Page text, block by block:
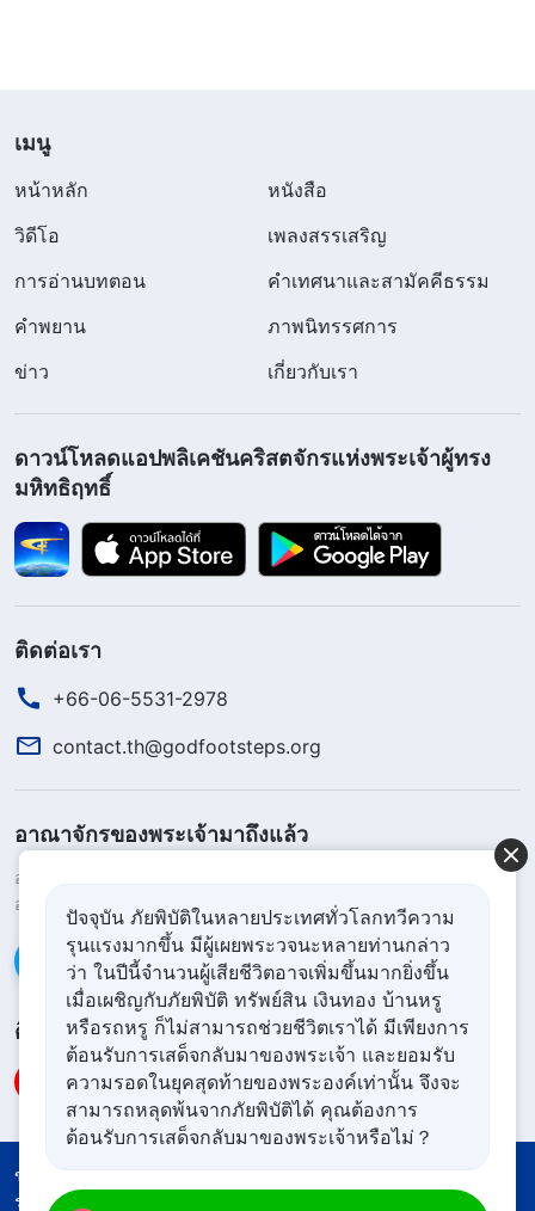
เมนู
หน้าหลัก
หนังสือ
วิดีโอ
เพลงสรรเสริญ
การอ่านบทตอน
คำเทศนาและสามัคคีธรรม
คำพยาน
ภาพนิทรรศการ
ข่าว
เกี่ยวกับเรา
ดาวน์โหลดแอปพลิเคชันคริสตจักรแห่งพระเจ้าผู้ทรง
มหิทธิฤทธิ์
ติดต่อเรา
+66-06-5531-2978
contact.th@godfootsteps.org
อาณาจักรของพระเจ้ามาถึงแล้ว
อาณาจักรของพระเจ้าสถิตบนแผ่นดินโลกแล้ว! คุณอยากเข้าสู่
อาณาจักรของพระเจ้าหรือไม่?
ติดต่อเราผ่าน Messenger
ติดตามเรา
ข้อตกลงการใช้งาน
รายชื่อผู้เกี่ยวข้อง
ปัจจุบัน ภัยพิบัติในหลายประเทศทั่วโลกทวีความ
รุนแรงมากขึ้น มีผู้เผยพระวจนะหลายท่านกล่าว
ว่า ในปีนี้จำนวนผู้เสียชีวิตอาจเพิ่มขึ้นมากยิ่งขึ้น
เมื่อเผชิญกับภัยพิบัติ ทรัพย์สิน เงินทอง บ้านหรู
หรือรถหรู ก็ไม่สามารถช่วยชีวิตเราได้ มีเพียงการ
ต้อนรับการเสด็จกลับมาของพระเจ้า และยอมรับ
ความรอดในยุคสุดท้ายของพระองค์เท่านั้น จึงจะ
สามารถหลุดพ้นจากภัยพิบัติได้ คุณต้องการ
ต้อนรับการเสด็จกลับมาของพระเจ้าหรือไม่？